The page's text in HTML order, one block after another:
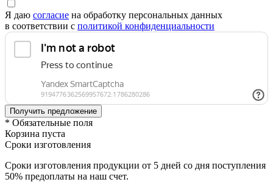
Я даю согласие на обработку персональных данных
в соответствии с политикой конфиденциальности
* Обязательные поля
Корзина пуста
Сроки изготовления
Сроки изготовления продукции от 5 дней со дня поступления
50% предоплаты на наш счет.